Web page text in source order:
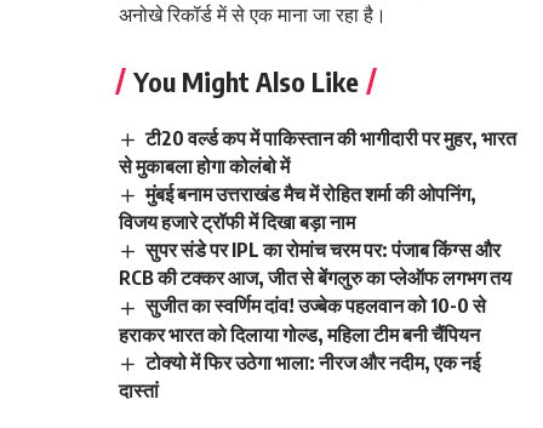
अनोखे रिकॉर्ड में से एक माना जा रहा है।
You Might Also Like
टी20 वर्ल्ड कप में पाकिस्तान की भागीदारी पर मुहर, भारत
से मुकाबला होगा कोलंबो में
मुंबई बनाम उत्तराखंड मैच में रोहित शर्मा की ओपनिंग,
विजय हजारे ट्रॉफी में दिखा बड़ा नाम
सुपर संडे पर IPL का रोमांच चरम पर: पंजाब किंग्स और
RCB की टक्कर आज, जीत से बेंगलुरु का प्लेऑफ लगभग तय
सुजीत का स्वर्णिम दांव! उज्बेक पहलवान को 10-0 से
हराकर भारत को दिलाया गोल्ड, महिला टीम बनी चैंपियन
टोक्यो में फिर उठेगा भाला: नीरज और नदीम, एक नई
दास्तां